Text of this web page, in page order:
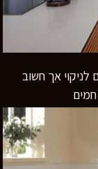
לניקוי אך חשוב